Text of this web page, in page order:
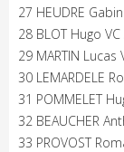
27 HEUDRE
28 BLOT Hugo VC
29 MARTIN Lucas
30 LEMARDELE
31 POMMELET
32 BEAUCHER
33 PROVOST